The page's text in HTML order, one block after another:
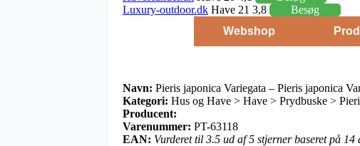
Luxury-outdoor.dk Have 21 3,8
Besøg
Webshop
Navn: Pieris japonica Variegata – Pieris japonica
Kategori: Hus og Have > Have > Prydbuske >
Producent:
Varenummer: PT-63118
EAN: Vurderet til 3.5 ud af 5 stjerner baseret på 14